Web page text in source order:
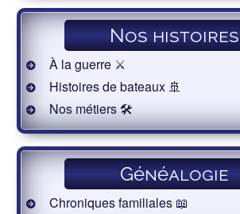
Nos histoires
À la guerre ⚔️
Histoires de bateaux 🚢
Nos métiers 🛠
Généalogie
Chroniques familiales 📖